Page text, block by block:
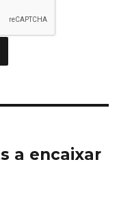
a encaixar